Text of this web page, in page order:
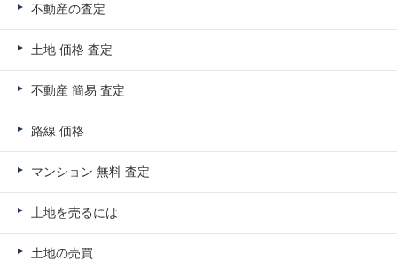
不動産の査定
土地 価格 査定
不動産 簡易 査定
路線 価格
マンション 無料 査定
土地を売るには
土地の売買